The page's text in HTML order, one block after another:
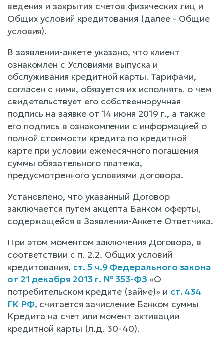
ведения и закрытия счетов физических лиц и
Общих условий кредитования (далее - Общие
условия).
В заявлении-анкете указано, что клиент
ознакомлен с Условиями выпуска и
обслуживания кредитной карты, Тарифами,
согласен с ними, обязуется их исполнять, о чем
свидетельствует его собственноручная
подпись на заявке от 14 июня 2019 г., а также
его подпись в ознакомлении с информацией о
полной стоимости кредита по кредитной
карте при условии ежемесячного погашения
суммы обязательного платежа,
предусмотренного условиями договора.
Установлено, что указанный Договор
заключается путем акцепта Банком оферты,
содержащейся в Заявлении-Анкете Ответчика.
При этом моментом заключения Договора, в
соответствии с п. 2.2. Общих условий
кредитования, ст. 5 ч.9 Федерального закона
от 21 декабря 2013 г. № 353-ФЗ «О
потребительском кредите (займе)» и ст. 434
ГК РФ, считается зачисление Банком суммы
Кредита на счет или момент активации
кредитной карты (л.д. 30-40).